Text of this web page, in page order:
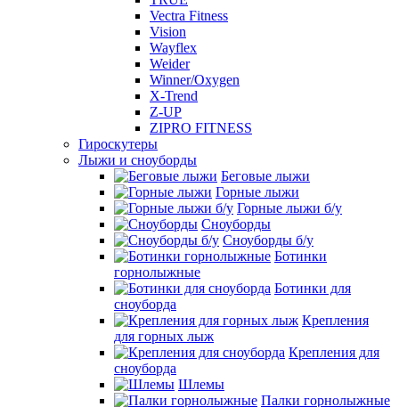
Vectra Fitness
Vision
Wayflex
Weider
Winner/Oxygen
X-Trend
Z-UP
ZIPRO FITNESS
Гироскутеры
Лыжи и сноуборды
Беговые лыжи
Горные лыжи
Горные лыжи б/у
Сноуборды
Сноуборды б/у
Ботинки
горнолыжные
Ботинки для
сноуборда
Крепления
для горных лыж
Крепления для
сноуборда
Шлемы
Палки горнолыжные